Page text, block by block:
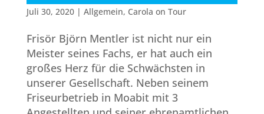
Juli 30, 2020| Allgemein, Carola on Tour
Frisör Björn Mentler ist nicht nur ein
Meister seines Fachs, er hat auch ein
großes Herz für die Schwächsten in
unserer Gesellschaft. Neben seinem
Friseurbetrieb in Moabit mit 3